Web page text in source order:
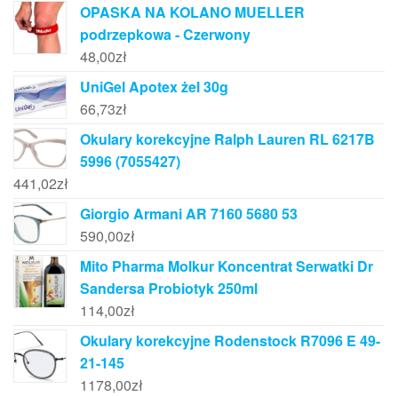
OPASKA NA KOLANO MUELLER
podrzepkowa - Czerwony
48,00zł
UniGel Apotex żel 30g
66,73zł
Okulary korekcyjne Ralph Lauren RL 6217B
5996 (7055427)
441,02zł
Giorgio Armani AR 7160 5680 53
590,00zł
Mito Pharma Molkur Koncentrat Serwatki Dr
Sandersa Probiotyk 250ml
114,00zł
Okulary korekcyjne Rodenstock R7096 E 49-
21-145
1178,00zł